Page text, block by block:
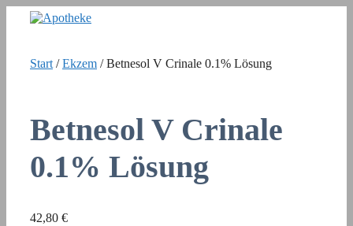
Inhalt
Start /Ekzem / Betnesol V Crinale 0.1% Lösung
Betnesol V Crinale
0.1% Lösung
42,80 €